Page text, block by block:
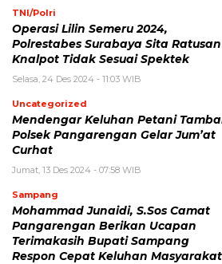
TNI/Polri
Operasi Lilin Semeru 2024,
Polrestabes Surabaya Sita Ratusan
Knalpot Tidak Sesuai Spektek
Selasa, 24 Des 2024 - 11:03 WIB
Uncategorized
Mendengar Keluhan Petani
Polsek Pangarengan Gelar Jum’at
Curhat
Jumat, 13 Des 2024 - 07:58 WIB
Sampang
Mohammad Junaidi, S.Sos Camat
Pangarengan Berikan Ucapan
Terimakasih Bupati Sampang
Respon Cepat Keluhan Masyarakat